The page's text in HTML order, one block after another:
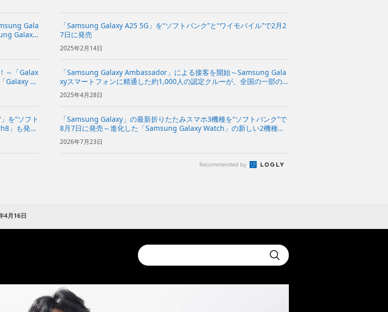
Gala
Galaxy
「Samsung Galaxy A25 5G」を“ソフトバンク”と“ワイモバイル”で2月2
7日に発売
2025年2月14日
～「Galax
Galaxy Bu
「Samsung Galaxy Ambassador」による接客を開始～Samsung Gala
xyスマートフォンに精通した約1,000人の認定クルーが、全国の一部の
ソフトバンク取扱店で活動～
2025年4月28日
を“ソフト
」も発売
「Samsung Galaxy」の最新折りたたみスマホ3機種を“ソフトバンク”で
8月7日に発売～進化した「Samsung Galaxy Watch」の新しい2機種も
発売～
2026年7月23日
Recommended by
4月16日
Conduct
a
search
Submit